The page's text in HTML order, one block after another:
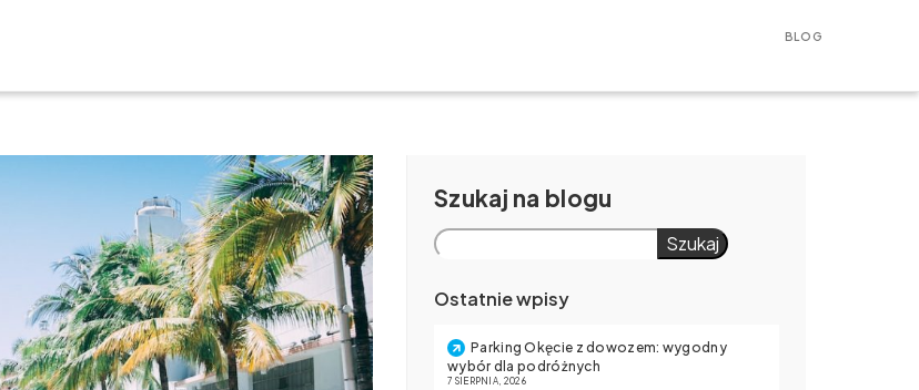
BLOG
Szukaj
Szukaj
Ostatnie wpisy
Parking Okęcie z dowozem: wygodny
wybór dla podróżnych
7 SIERPNIA, 2026